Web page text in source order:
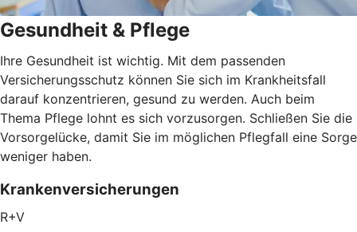
Gesundheit & Pflege
Ihre Gesundheit ist wichtig. Mit dem passenden
Versicherungsschutz können Sie sich im Krankheitsfall
darauf konzentrieren, gesund zu werden. Auch beim
Thema Pflege lohnt es sich vorzusorgen. Schließen Sie die
Vorsorgelücke, damit Sie im möglichen Pflegfall eine Sorge
weniger haben.
Krankenversicherungen
R+V